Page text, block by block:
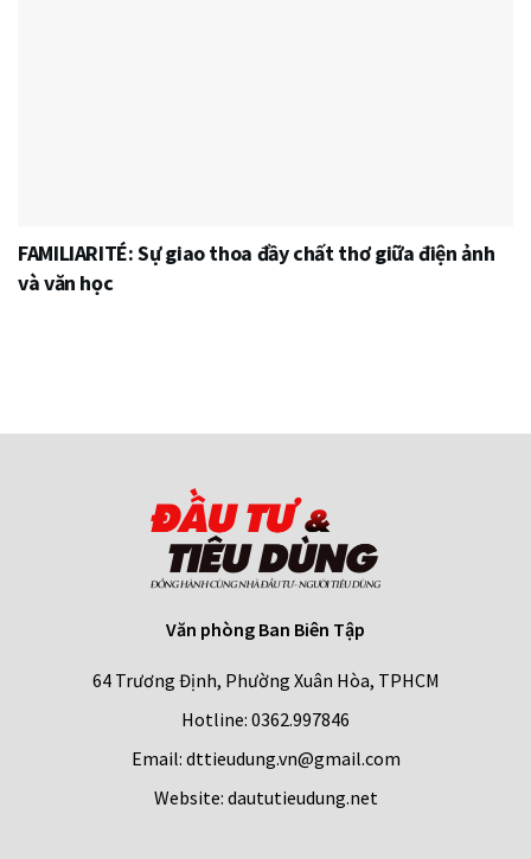
FAMILIARITÉ: Sự giao thoa đầy chất thơ giữa điện ảnh
và văn học
Văn phòng Ban Biên Tập
64 Trương Định, Phường Xuân Hòa, TPHCM
Hotline: 0362.997846
Email: dttieudung.vn@gmail.com
Website: daututieudung.net